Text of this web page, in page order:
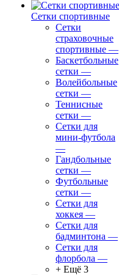
Сетки спортивные
Сетки
страховочные
спортивные —
Баскетбольные
сетки —
Волейбольные
сетки —
Теннисные
сетки —
Сетки для
мини-футбола
—
Гандбольные
сетки —
Футбольные
сетки —
Сетки для
хоккея —
Сетки для
бадминтона —
Сетки для
флорбола —
+ Ещё 3